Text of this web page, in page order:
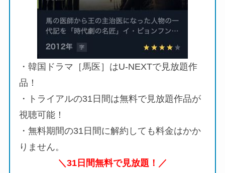
・韓国ドラマ［馬医］はU-NEXTで見放題作
品！
・トライアルの31日間は無料で見放題作品が
視聴可能！
・無料期間の31日間に解約しても料金はかか
りません。
＼31日間無料で見放題！／